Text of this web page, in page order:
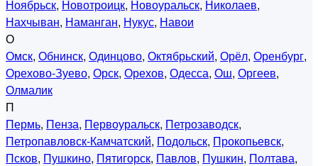
Ноябрьск, Новотроицк, Новоуральск, Николаев,
Нахчыван, Наманган, Нукус, Навои
О
Омск, Обнинск, Одинцово, Октябрьский, Орёл, Оренбург,
Орехово-Зуево, Орск, Орехов, Одесса, Ош, Оргеев,
Олмалик
П
Пермь, Пенза, Первоуральск, Петрозаводск,
Петропавловск-Камчатский, Подольск, Прокопьевск,
Псков, Пушкино, Пятигорск, Павлов, Пушкин, Полтава,